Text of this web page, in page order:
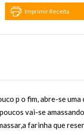
Imprimir Receita
p o fim, abre-se
vai-se
farinha que